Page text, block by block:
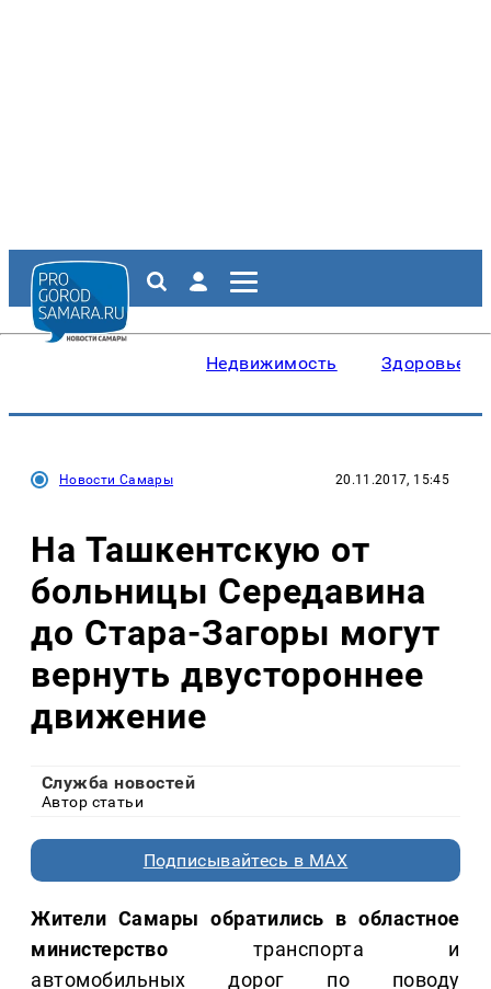
Недвижимость Здоровье
Новости Самары 20.11.2017, 15:45
На Ташкентскую от
больницы Середавина
до Стара-Загоры могут
вернуть двустороннее
движение
Служба новостей
Автор статьи
Подписывайтесь в MAX
Жители Самары обратились в областное
министерство транспорта и
автомобильных дорог по поводу